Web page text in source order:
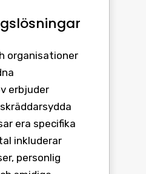
organisationer
erbjuder
era specifika
inkluderar
personlig